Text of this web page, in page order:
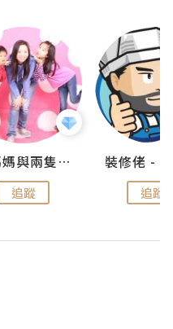
儍媽媽與兩隻小魔怪之家
追蹤 追蹤